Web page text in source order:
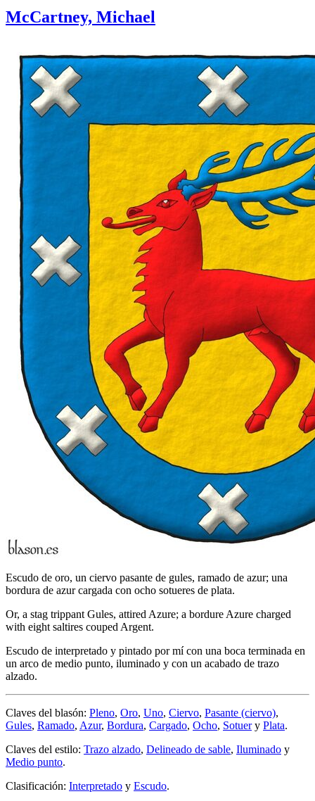
McCartney, Michael
Escudo de oro, un ciervo pasante de gules, ramado de azur; una
bordura de azur cargada con ocho sotueres de plata.
Or, a stag trippant Gules, attired Azure; a bordure Azure charged
with eight saltires couped Argent.
Escudo de interpretado y pintado por mí con una boca terminada en
un arco de medio punto, iluminado y con un acabado de trazo
alzado.
Claves del blasón: Pleno, Oro, Uno, Ciervo, Pasante (ciervo),
Gules, Ramado, Azur, Bordura, Cargado, Ocho, Sotuery Plata.
Claves del estilo: Trazo alzado, Delineado de sable, Iluminado y
Medio punto.
Clasificación: Interpretado y Escudo.